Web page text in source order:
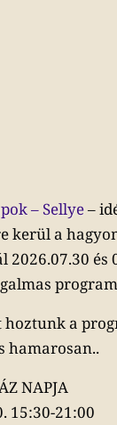
– Sellye–
kerül a
2026.07.30 és
hoztunk a
hamarosan..
NAPJA
15:30-21:00